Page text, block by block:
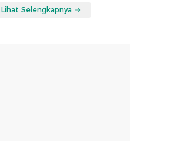
Lihat Selengkapnya